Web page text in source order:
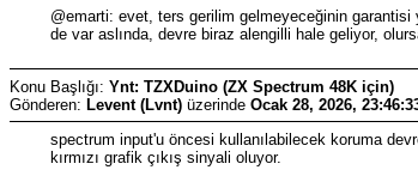
@emarti: evet, ters gerilim gelmeyeceğinin
de var aslında, devre biraz alengilli hale geliyor,
Konu Başlığı: Ynt: TZXDuino (ZX Spectrum 48K için)
Gönderen: Levent (Lvnt) üzerinde Ocak 28, 2026,
spectrum input'u öncesi kullanılabilecek koruma
kırmızı grafik çıkış sinyali oluyor.